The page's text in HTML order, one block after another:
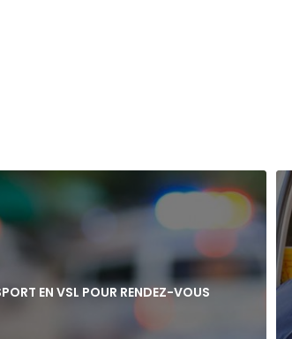
EN VSL POUR RENDEZ-VOUS